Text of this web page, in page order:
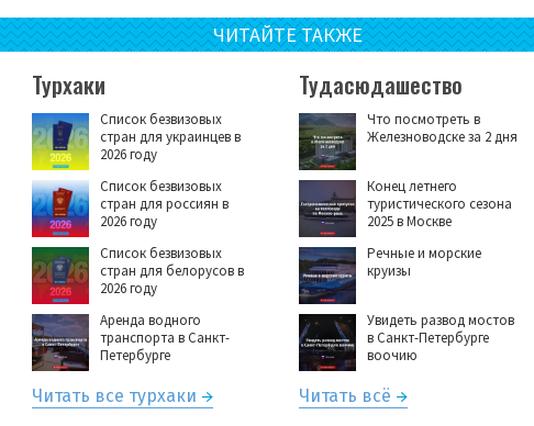
ЧИТАЙТЕ ТАКЖЕ
Турхаки
Список безвизовых
стран для украинцев в
2026 году
Список безвизовых
стран для россиян в
2026 году
Список безвизовых
стран для белорусов в
2026 году
Аренда водного
транспорта в Санкт-
Петербурге
Читать все турхаки
Тудасюдашество
Что посмотреть в
Железноводске за 2 дня
Конец летнего
туристического сезона
2025 в Москве
Речные и морские
круизы
Увидеть развод мостов
в Санкт-Петербурге
воочию
Читать всё